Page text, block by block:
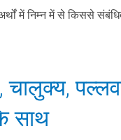
अर्थों में निम्न में से किससे
चालुक्य,
साथ